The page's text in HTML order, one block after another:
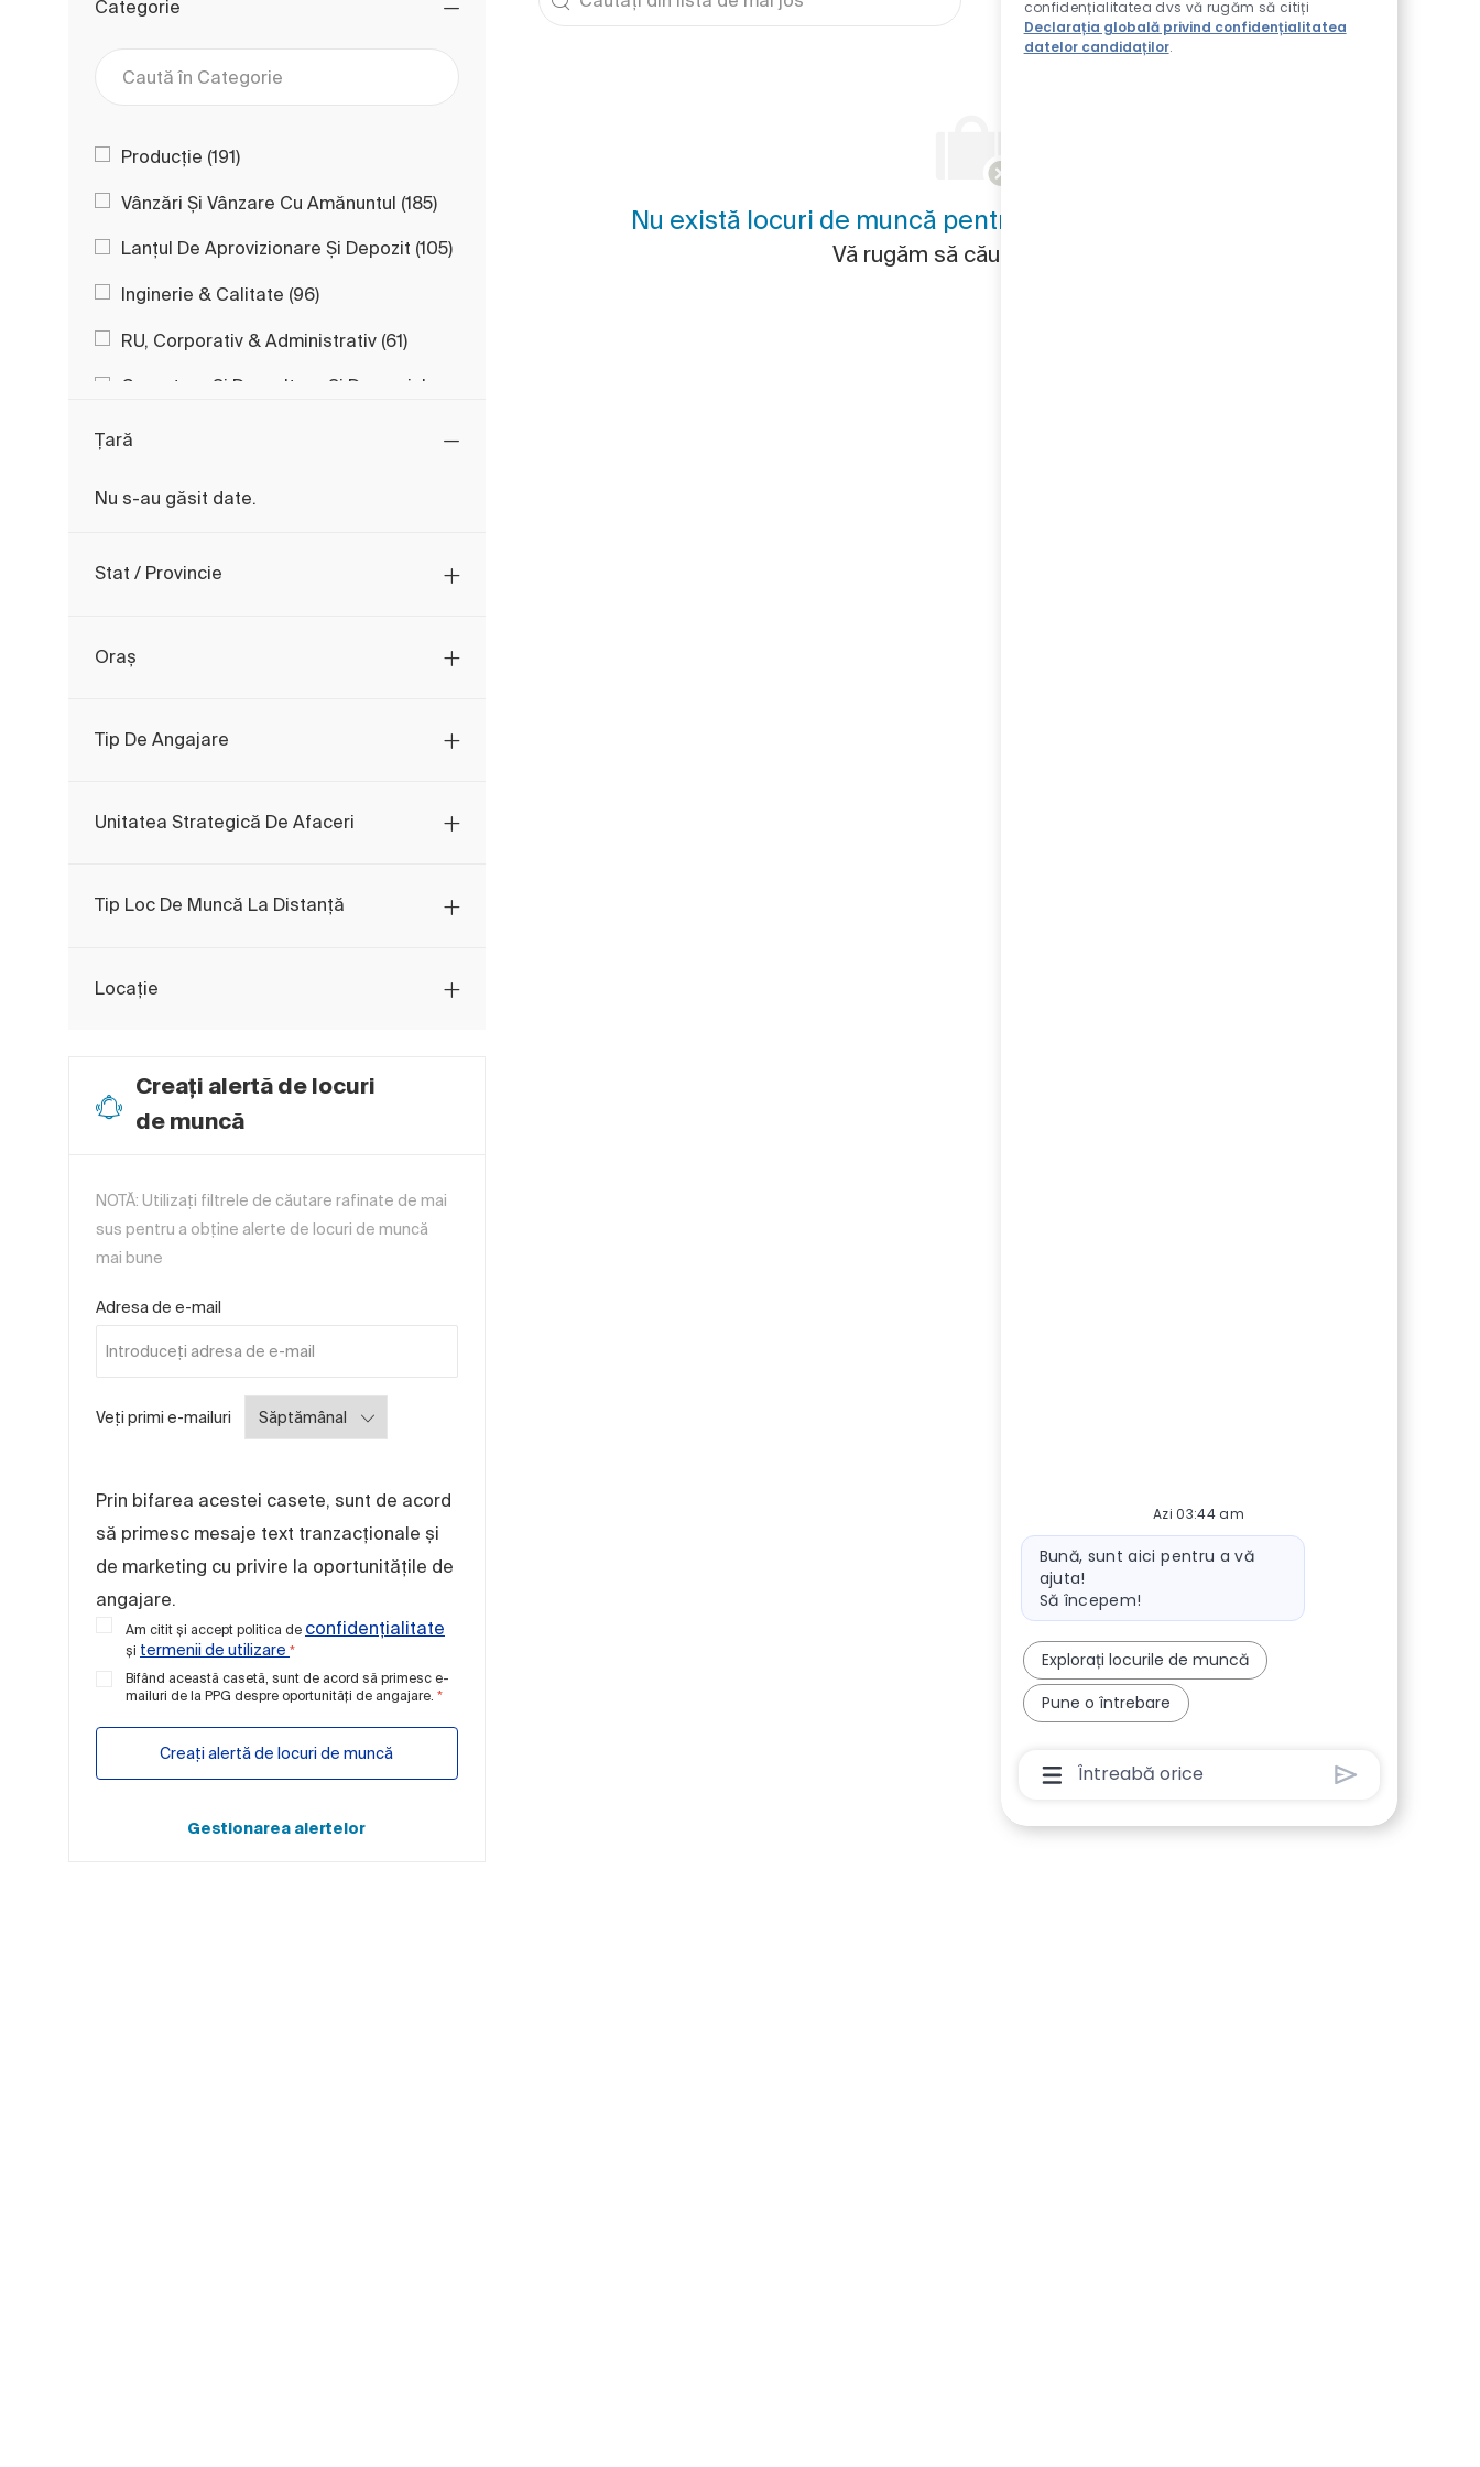
Categorie
Caută în Categorie
Categorie
Producție (191)Locuri
Vânzări Și Vânzare Cu Amănuntul (185)Locuri
Lanțul De Aprovizionare Și Depozit (105)Locuri
Inginerie & Calitate (96)Locuri
RU, Corporativ & Administrativ (61)Locuri
Cercetare Și Dezvoltare Și Domeniul
Contabilitate Și Finanțe
Țară
Nu s-au găsit date.
Stat / Provincie
Oraș
Tip De Angajare
Unitatea Strategică De Afaceri
Tip Loc De Muncă La Distanță
Locație
Creați alertă de locuri
de muncă
NOTĂ: Utilizați filtrele de căutare rafinate de mai
sus pentru a obține alerte de locuri de muncă
mai bune
Adresa de e-mail
Veți primi e-mailuri Required
Prin bifarea acestei casete, sunt de acord
să primesc mesaje text tranzacționale și
de marketing cu privire la oportunitățile de
angajare.
Am citit și accept politica de confidențialitate
și termenii de utilizare *
Bifând această casetă, sunt de acord să primesc e-
mailuri de la PPG despre oportunități de angajare. *
Creați alertă de locuri de muncă
Gestionarea alertelor
Nu există locuri de muncă pentru criteriile dvs. de căutare.
Vă rugăm să căutați din nou.
confidențialitatea dvs vă rugăm să citiți
Declarația globală privind confidențialitatea
datelor candidaților.
Azi 03:44 am
Mesaj bot
Bună, sunt aici pentru a vă
ajuta!
Să începem!
Explorați locurile de muncă
Pune o întrebare
Caseta De Introducere A Utilizatorului